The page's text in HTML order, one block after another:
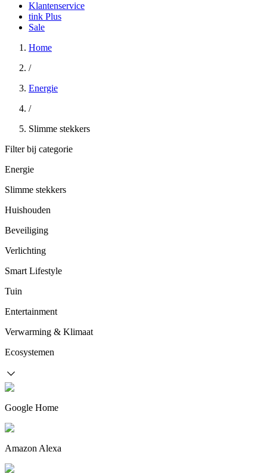
Klantenservice
tink Plus
Sale
Home
/
Energie
/
Slimme stekkers
Filter bij categorie
Energie
Slimme stekkers
Huishouden
Beveiliging
Verlichting
Smart Lifestyle
Tuin
Entertainment
Verwarming & Klimaat
Ecosystemen
Google Home
Amazon Alexa